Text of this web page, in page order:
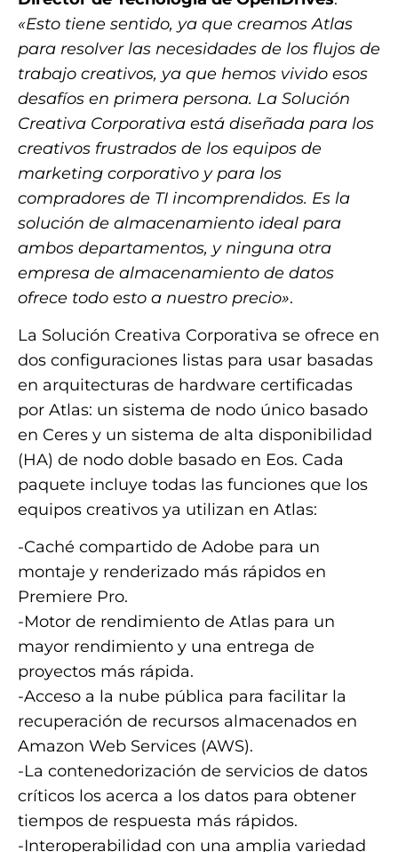
«Esto tiene sentido, ya que creamos Atlas
para resolver las necesidades de los flujos de
trabajo creativos, ya que hemos vivido esos
desafíos en primera persona. La Solución
Creativa Corporativa está diseñada para los
creativos frustrados de los equipos de
marketing corporativo y para los
compradores de TI incomprendidos. Es la
solución de almacenamiento ideal para
ambos departamentos, y ninguna otra
empresa de almacenamiento de datos
ofrece todo esto a nuestro precio».
La Solución Creativa Corporativa se ofrece en
dos configuraciones listas para usar basadas
en arquitecturas de hardware certificadas
por Atlas: un sistema de nodo único basado
en Ceres y un sistema de alta disponibilidad
(HA) de nodo doble basado en Eos. Cada
paquete incluye todas las funciones que los
equipos creativos ya utilizan en Atlas:
-Caché compartido de Adobe para un
montaje y renderizado más rápidos en
Premiere Pro.
-Motor de rendimiento de Atlas para un
mayor rendimiento y una entrega de
proyectos más rápida.
-Acceso a la nube pública para facilitar la
recuperación de recursos almacenados en
Amazon Web Services (AWS).
-La contenedorización de servicios de datos
críticos los acerca a los datos para obtener
tiempos de respuesta más rápidos.
-Interoperabilidad con una amplia variedad